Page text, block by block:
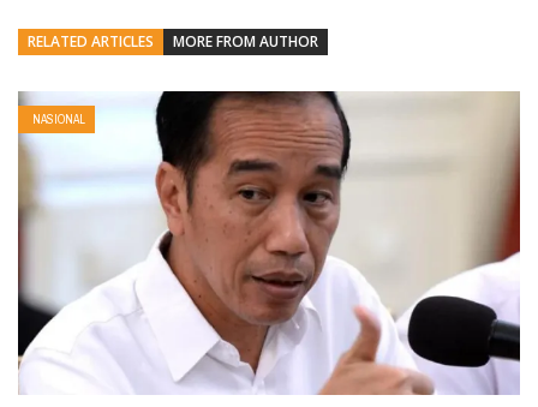
RELATED ARTICLES MORE FROM AUTHOR
NASIONAL